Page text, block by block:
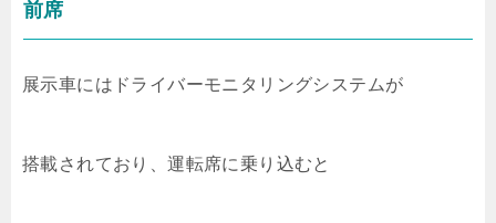
前席
展示車にはドライバーモニタリングシステムが
搭載されており、運転席に乗り込むと